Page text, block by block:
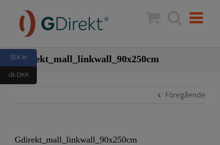
innehållet
Gdirekt_mall_linkwall_90x250cm
Föregående
Gdirekt_mall_linkwall_90x250cm
SEK kr
dk DKK